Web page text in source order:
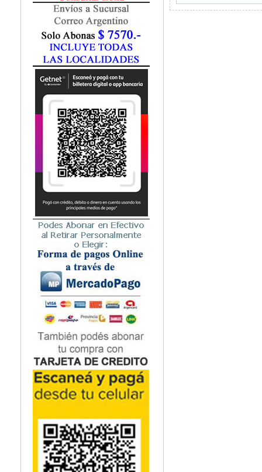
Gastroenterología
Geriatría
Ginecología / Obstetricia
Hematología
Histología
Homeopatía
Infectología
Inmunología
Instrumentación Quirurgica
Medicina del Deporte / Rehabilitación
Medicina Emergencias / Urgencias
Medicina Forense / Legal
Medicina General
Medicina Interna
Microbiología
Nefrología
Neonatología / Pediatría
Neumología
Neuroanatomía / Neurociencia
Neurocirugía
Neurología
Nutrición
Odontología
Oftalmología
Oncología / Cuidados Paliativos
Ortopedía / Traumatología
Osteopatía
Otorrinolaringología
Podología
Psicología
Psiquiatría
Química